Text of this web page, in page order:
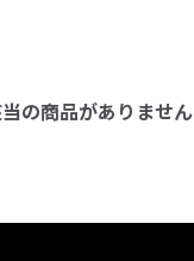
の商品がありません